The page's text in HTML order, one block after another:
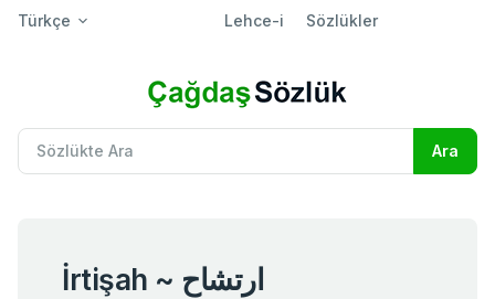
Türkçe Lehce-i Sözlükler
İrtişah ~ ارتشاح